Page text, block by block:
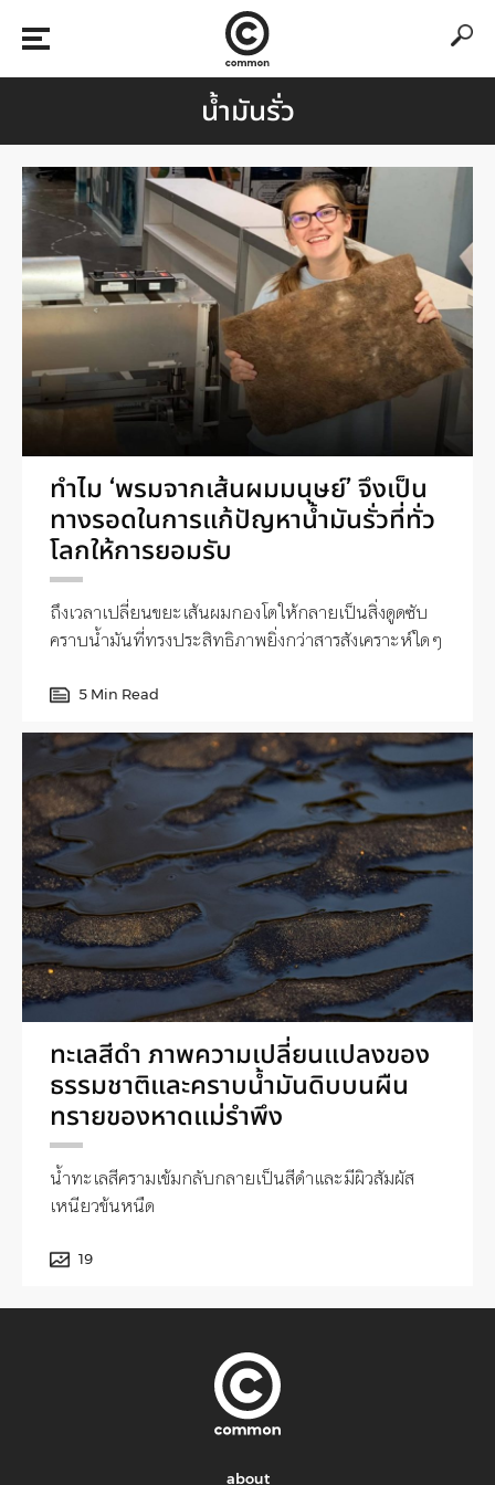
น้ำมันรั่ว
ทำไม ‘พรมจากเส้นผมมนุษย์’ จึงเป็น
ทางรอดในการแก้ปัญหาน้ำมันรั่วที่ทั่ว
โลกให้การยอมรับ
ถึงเวลาเปลี่ยนขยะเส้นผมกองโตให้กลายเป็นสิ่งดูดซับ
คราบน้ำมันที่ทรงประสิทธิภาพยิ่งกว่าสารสังเคราะห์ใดๆ
5 Min Read
ทะเลสีดำ ภาพความเปลี่ยนแปลงของ
ธรรมชาติและคราบน้ำมันดิบบนผืน
ทรายของหาดแม่รำพึง
น้ำทะเลสีครามเข้มกลับกลายเป็นสีดำและมีผิวสัมผัส
เหนียวข้นหนืด
19
about